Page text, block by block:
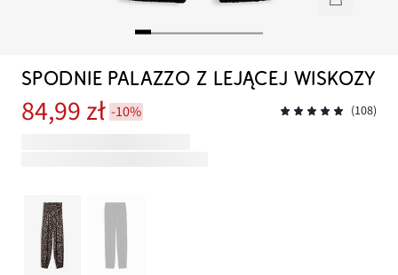
SPODNIE PALAZZO Z LEJĄCEJ WISKOZY
84,99 zł -10% (108)